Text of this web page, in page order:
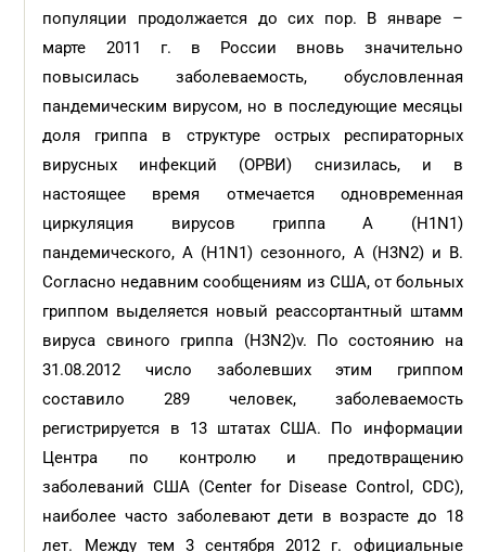
популяции продолжается до сих пор. В январе –
марте 2011 г. в России вновь значительно
повысилась заболеваемость, обусловленная
пандемическим вирусом, но в последующие месяцы
доля гриппа в структуре острых респираторных
вирусных инфекций (ОРВИ) снизилась, и в
настоящее время отмечается одновременная
циркуляция вирусов гриппа A (H1N1)
пандемического, A (H1N1) сезонного, A (H3N2) и В.
Согласно недавним сообщениям из США, от больных
гриппом выделяется новый реассортантный штамм
вируса свиного гриппа (H3N2)v. По состоянию на
31.08.2012 число заболевших этим гриппом
составило 289 человек, заболеваемость
регистрируется в 13 штатах США. По информации
Центра по контролю и предотвращению
заболеваний США (Center for Disease Control, CDC),
наиболее часто заболевают дети в возрасте до 18
лет. Между тем 3 сентября 2012 г. официальные